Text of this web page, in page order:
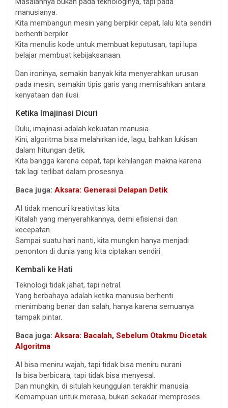
manusianya.
Kita membangun mesin yang berpikir cepat, lalu kita sendiri
berhenti berpikir.
Kita menulis kode untuk membuat keputusan, tapi lupa
belajar membuat kebijaksanaan.
Dan ironinya, semakin banyak kita menyerahkan urusan
pada mesin, semakin tipis garis yang memisahkan antara
kenyataan dan ilusi.
Ketika Imajinasi Dicuri
Dulu, imajinasi adalah kekuatan manusia.
Kini, algoritma bisa melahirkan ide, lagu, bahkan lukisan
dalam hitungan detik.
Kita bangga karena cepat, tapi kehilangan makna karena
tak lagi terlibat dalam prosesnya.
Baca juga: Aksara: Generasi Delapan Detik
AI tidak mencuri kreativitas kita.
Kitalah yang menyerahkannya, demi efisiensi dan
kecepatan.
Sampai suatu hari nanti, kita mungkin hanya menjadi
penonton di dunia yang kita ciptakan sendiri.
Kembali ke Hati
Teknologi tidak jahat, tapi netral.
Yang berbahaya adalah ketika manusia berhenti
menimbang benar dan salah, hanya karena semuanya
tampak pintar.
Baca juga: Aksara: Bacalah, Sebelum Otakmu Dicetak
Algoritma
AI bisa meniru wajah, tapi tidak bisa meniru nurani.
Ia bisa berbicara, tapi tidak bisa menyesal.
Dan mungkin, di situlah keunggulan terakhir manusia.
Kemampuan untuk merasa, bukan sekadar memproses.